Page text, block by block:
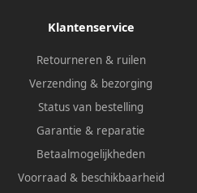
Klantenservice
Retourneren & ruilen
Verzending & bezorging
Status van bestelling
Garantie & reparatie
Betaalmogelijkheden
Voorraad & beschikbaarheid